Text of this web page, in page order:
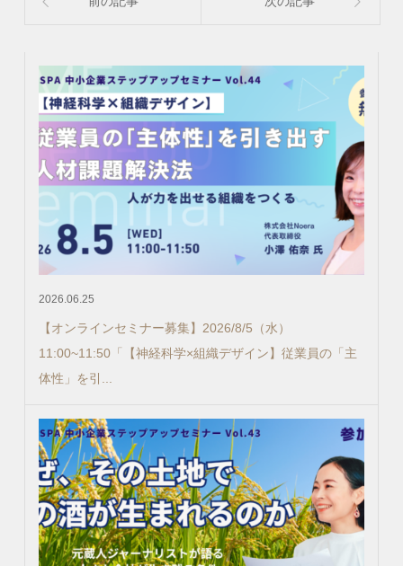
2026.06.25
【オンラインセミナー募集】2026/8/5（水）
11:00~11:50「【神経科学×組織デザイン】従業員の「主
体性」を引...